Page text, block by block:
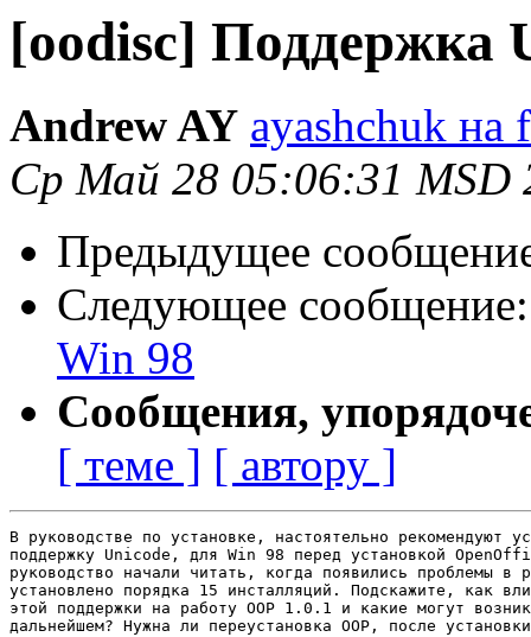
[oodisc] Поддержка
Andrew AY ayashchuk на
Ср Май 28 05:06:31 MSD
Предыдущее
Следующее
Win 98
Сообщения,
[ теме ] [ автору ]
В руководстве по установке, настоятельно рекомендуют
поддержку Unicode, для Win 98 перед установкой
руководство начали читать, когда появились проблемы в
установлено порядка 15 инсталляций. Подскажите, как
этой поддержки на работу OOP 1.0.1 и какие могут
дальнейшем? Нужна ли переустановка OOP, после